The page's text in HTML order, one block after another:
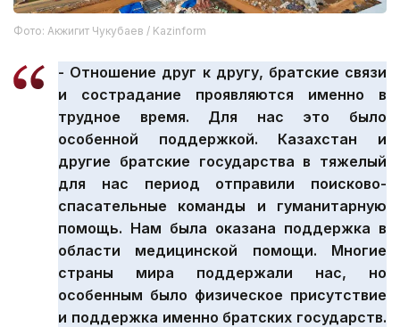
Фото: Акжигит Чукубаев / Kazinform
- Отношение друг к другу, братские связи
и сострадание проявляются именно в
трудное время. Для нас это было
особенной поддержкой. Казахстан и
другие братские государства в тяжелый
для нас период отправили поисково-
спасательные команды и гуманитарную
помощь. Нам была оказана поддержка в
области медицинской помощи. Многие
страны мира поддержали нас, но
особенным было физическое присутствие
и поддержка именно братских государств.